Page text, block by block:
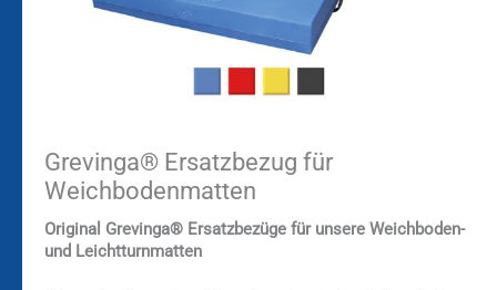
Grevinga® Ersatzbezug für
Weichbodenmatten
Original Grevinga® Ersatzbezüge für unsere Weichboden-
und Leichtturnmatten